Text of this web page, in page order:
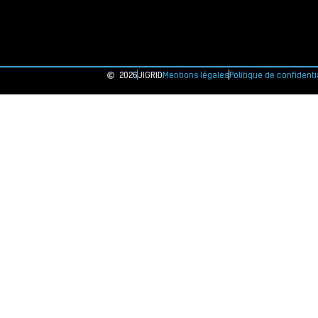
2026JIGRIDMentions légalesPolitique de